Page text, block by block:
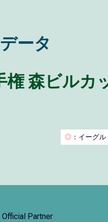
ータ
権 森ビルカ
◎ ：イーグル
Official Partner